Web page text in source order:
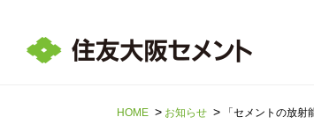
HOME お知らせ 「セメントの放